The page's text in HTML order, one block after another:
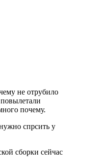
не отрубило
почему.
спрсить у
сборки сейчас